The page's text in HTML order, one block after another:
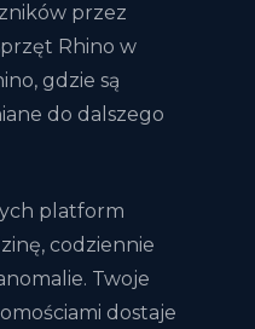
przez
Rhino w
gdzie są
do dalszego
platform
codziennie
Twoje
dostaje